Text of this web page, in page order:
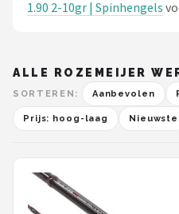
1.90 2-10gr | Spinhengels
ALLE ROZEMEIJER
SORTEREN: Aanbevolen
Prijs: hoog-laag Nieuwste